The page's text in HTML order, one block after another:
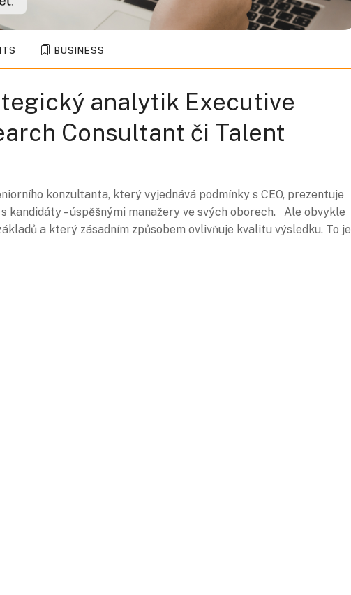
BUSINESS
analytik Executive
Consultant či Talent
konzultanta, který vyjednává podmínky s CEO, prezentuje
– úspěšnými manažery ve svých oborech. Ale obvykle
a který zásadním způsobem ovlivňuje kvalitu výsledku. To je